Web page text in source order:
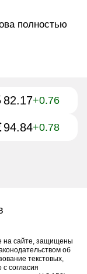
полностью
82.17+0.76
94.84+0.78
на сайте, защищены
об
текстовых,
согласия